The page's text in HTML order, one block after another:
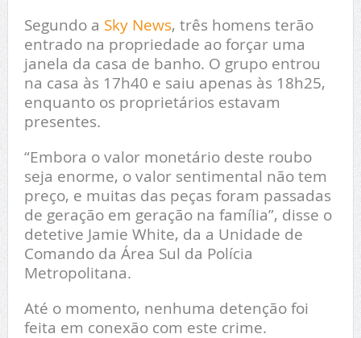
Segundo a Sky News, três homens terão
entrado na propriedade ao forçar uma
janela da casa de banho. O grupo entrou
na casa às 17h40 e saiu apenas às 18h25,
enquanto os proprietários estavam
presentes.
“Embora o valor monetário deste roubo
seja enorme, o valor sentimental não tem
preço, e muitas das peças foram passadas
de geração em geração na família”, disse o
detetive Jamie White, da a Unidade de
Comando da Área Sul da Polícia
Metropolitana.
Até o momento, nenhuma detenção foi
feita em conexão com este crime.